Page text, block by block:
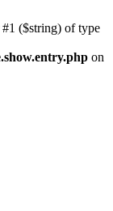
#1 ($string) of type
on